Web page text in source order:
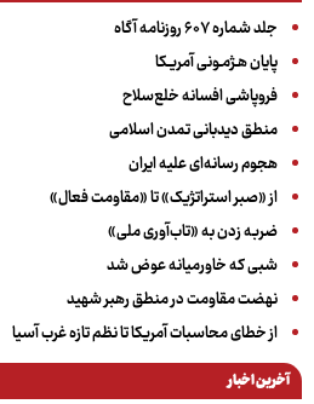
جلد شماره ۶۰۷ روزنامه آگاه
پایان هـژمـونی آمریـکا
فروپاشی افسانه خلع‌سلاح
منطق دیدبانی تمدن اسلامی
هجوم رسانه‌ای علیه ایران
از «صبر استراتژیک» تا «مقاومت فعال»
ضربه زدن به «تاب‌آوری ملی»
شبی که خاورمیانه عوض شد
نهضت مقاومت در منطق رهبر شهید
از خطای محاسبات آمریکا تا نظم تازه غرب آسیا
آخرین اخبار